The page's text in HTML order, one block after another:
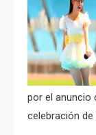
por el anuncio
celebración de